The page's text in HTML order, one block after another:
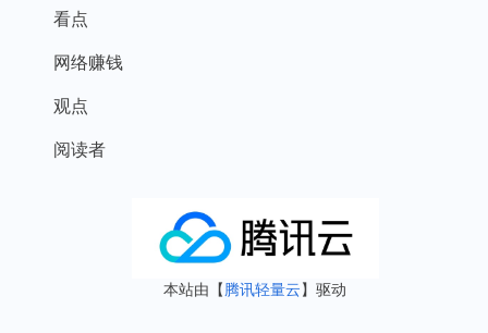
看点
网络赚钱
观点
阅读者
本站由【腾讯轻量云】驱动